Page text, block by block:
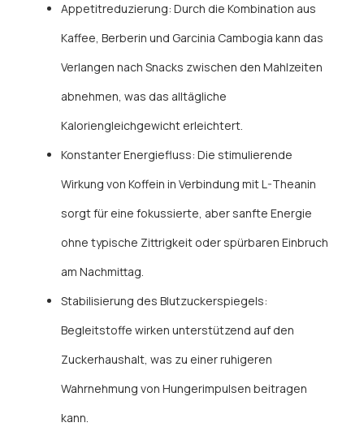
Appetitreduzierung: Durch die Kombination aus
Kaffee, Berberin und Garcinia Cambogia kann das
Verlangen nach Snacks zwischen den Mahlzeiten
abnehmen, was das alltägliche
Kaloriengleichgewicht erleichtert.
Konstanter Energiefluss: Die stimulierende
Wirkung von Koffein in Verbindung mit L-Theanin
sorgt für eine fokussierte, aber sanfte Energie
ohne typische Zittrigkeit oder spürbaren Einbruch
am Nachmittag.
Stabilisierung des Blutzuckerspiegels:
Begleitstoffe wirken unterstützend auf den
Zuckerhaushalt, was zu einer ruhigeren
Wahrnehmung von Hungerimpulsen beitragen
kann.